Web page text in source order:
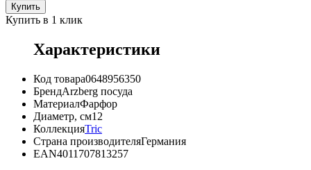
Купить
Купить в 1 клик
Характеристики
Код товара0648956350
БрендArzberg посуда
МатериалФарфор
Диаметр, см12
КоллекцияTric
Страна производителяГермания
EAN4011707813257